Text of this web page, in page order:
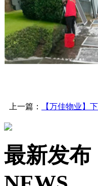
上一篇： 【万佳物业】
最新发布